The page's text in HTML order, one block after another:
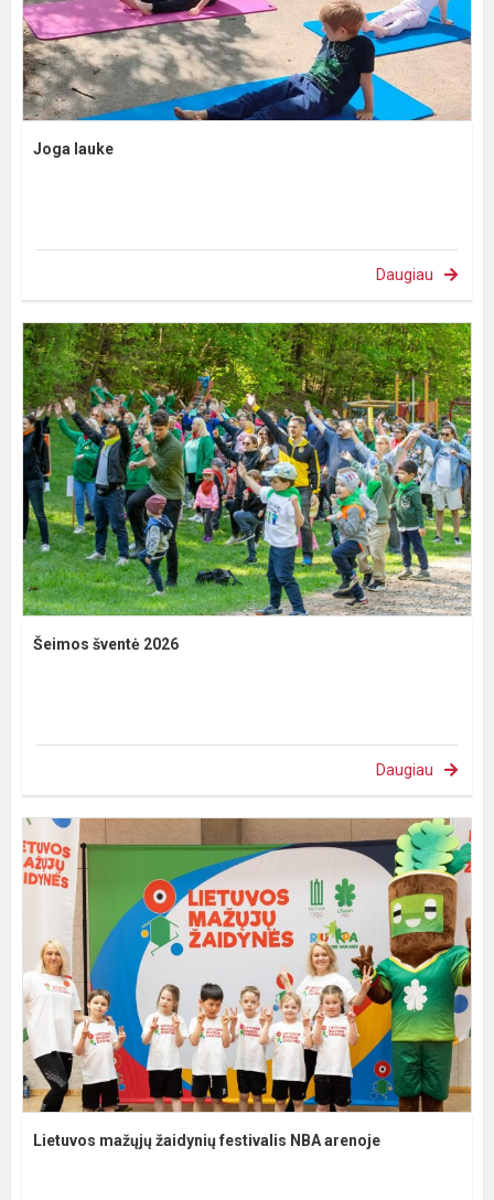
Joga lauke
Daugiau
Šeimos šventė 2026
Daugiau
Lietuvos mažųjų žaidynių festivalis NBA arenoje